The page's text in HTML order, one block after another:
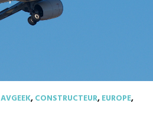
AVGEEK,CONSTRUCTEUR,EUROPE,